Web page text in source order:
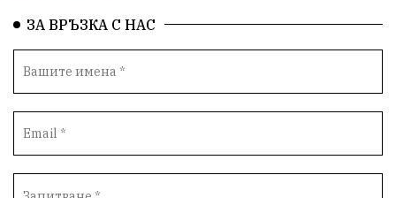
ИсторическиПарк Деца Археология
Безводие ВоенноВреме Космос
ВоднаКриза
Катастрофа демокрация БъдещевБългария
ЗА ВРЪЗКА С НАС